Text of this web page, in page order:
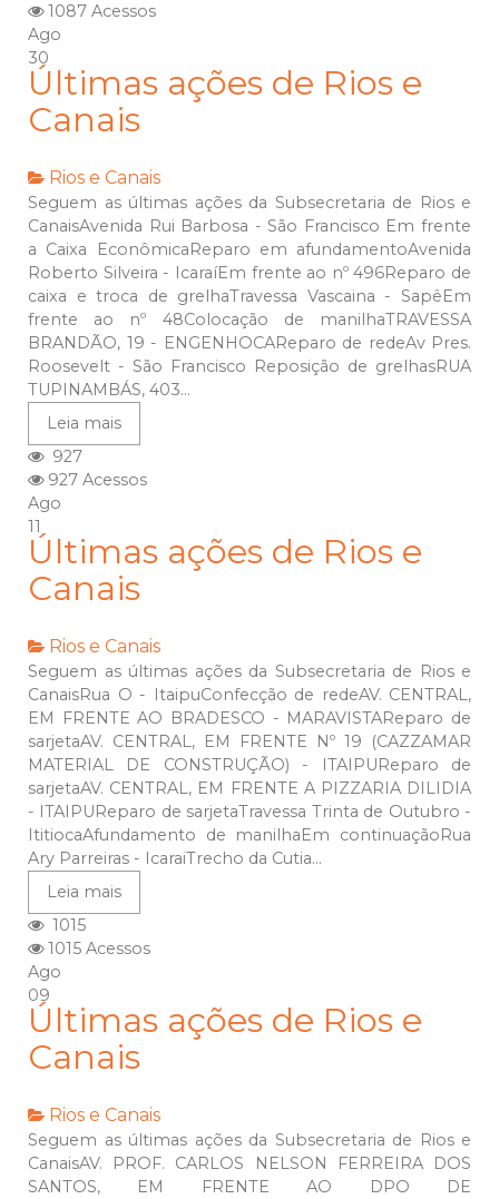
1087 Acessos
Ago
30
Últimas ações de Rios e
Canais
Rios e Canais
Seguem as últimas ações da Subsecretaria de Rios e
CanaisAvenida Rui Barbosa - São Francisco Em frente
a Caixa EconômicaReparo em afundamentoAvenida
Roberto Silveira - IcaraíEm frente ao nº 496Reparo de
caixa e troca de grelhaTravessa Vascaina - SapêEm
frente ao nº 48Colocação de manilhaTRAVESSA
BRANDÃO, 19 - ENGENHOCAReparo de redeAv Pres.
Roosevelt - São Francisco Reposição de grelhasRUA
TUPINAMBÁS, 403...
Leia mais
927
927 Acessos
Ago
11
Últimas ações de Rios e
Canais
Rios e Canais
Seguem as últimas ações da Subsecretaria de Rios e
CanaisRua O - ItaipuConfecção de redeAV. CENTRAL,
EM FRENTE AO BRADESCO - MARAVISTAReparo de
sarjetaAV. CENTRAL, EM FRENTE Nº 19 (CAZZAMAR
MATERIAL DE CONSTRUÇÃO) - ITAIPUReparo de
sarjetaAV. CENTRAL, EM FRENTE A PIZZARIA DILIDIA
- ITAIPUReparo de sarjetaTravessa Trinta de Outubro -
ItitiocaAfundamento de manilhaEm continuaçãoRua
Ary Parreiras - IcaraiTrecho da Cutia...
Leia mais
1015
1015 Acessos
Ago
09
Últimas ações de Rios e
Canais
Rios e Canais
Seguem as últimas ações da Subsecretaria de Rios e
CanaisAV. PROF. CARLOS NELSON FERREIRA DOS
SANTOS, EM FRENTE AO DPO DE